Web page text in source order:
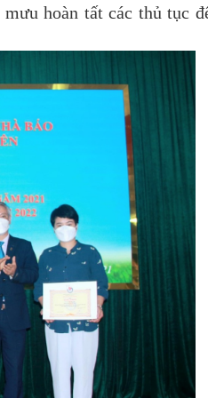
hoàn tất các thủ tục